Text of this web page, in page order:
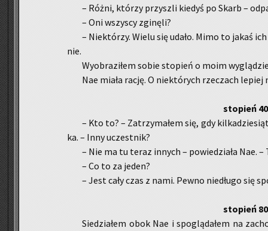
– Różni, któ­rzy przy­szli kie­dyś po Skarb –
– Oni wszy­scy zgi­nę­li?
– Nie­któ­rzy. Wielu się udało. Mimo to jakaś
nie.
Wy­obra­zi­łem sobie sto­pień o moim
Nae miała rację. O nie­któ­rych rze­czach le­piej
sto­pień
– Kto to? – Za­trzy­ma­łem się, gdy
ka. – Inny uczest­nik?
– Nie ma tu teraz in­nych – po­wie­dzia­ła Nae. –
– Co to za jeden?
– Jest cały czas z nami. Pewno nie­dłu­go się
sto­pień
Sie­dzia­łem obok Nae i spo­glą­da­łem na